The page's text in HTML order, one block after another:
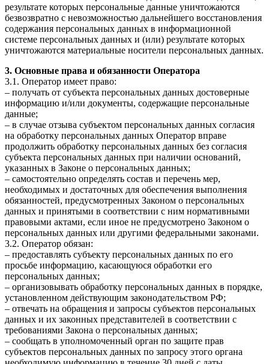
результате которых персональные данные уничтожаются
безвозвратно с невозможностью дальнейшего восстановления
содержания персональных данных в информационной
системе персональных данных и (или) результате которых
уничтожаются материальные носители персональных данных.
3. Основные права и обязанности Оператора
3.1. Оператор имеет право:
– получать от субъекта персональных данных достоверные
информацию и/или документы, содержащие персональные
данные;
– в случае отзыва субъектом персональных данных согласия
на обработку персональных данных Оператор вправе
продолжить обработку персональных данных без согласия
субъекта персональных данных при наличии оснований,
указанных в Законе о персональных данных;
– самостоятельно определять состав и перечень мер,
необходимых и достаточных для обеспечения выполнения
обязанностей, предусмотренных Законом о персональных
данных и принятыми в соответствии с ним нормативными
правовыми актами, если иное не предусмотрено Законом о
персональных данных или другими федеральными законами.
3.2. Оператор обязан:
– предоставлять субъекту персональных данных по его
просьбе информацию, касающуюся обработки его
персональных данных;
– организовывать обработку персональных данных в порядке,
установленном действующим законодательством РФ;
– отвечать на обращения и запросы субъектов персональных
данных и их законных представителей в соответствии с
требованиями Закона о персональных данных;
– сообщать в уполномоченный орган по защите прав
субъектов персональных данных по запросу этого органа